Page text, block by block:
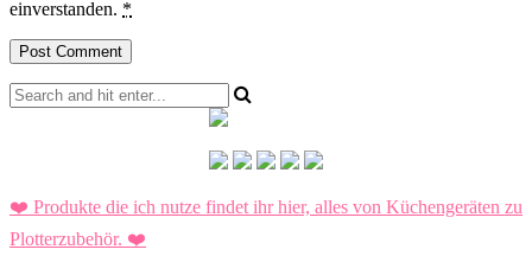
einverstanden. *
❤️ Produkte die ich nutze findet ihr hier, alles von Küchengeräten zu
Plotterzubehör. ❤️